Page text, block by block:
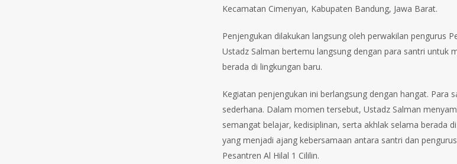
Kecamatan Cimenyan, Kabupaten Bandung, Jawa Barat.
Penjengukan dilakukan langsung oleh perwakilan pengurus
Ustadz Salman bertemu langsung dengan para santri
berada di lingkungan baru.
Kegiatan penjengukan ini berlangsung dengan hangat. Para
sederhana. Dalam momen tersebut, Ustadz Salman
semangat belajar, kedisiplinan, serta akhlak selama berada
yang menjadi ajang kebersamaan antara santri dan
Pesantren Al Hilal 1 Cililin.